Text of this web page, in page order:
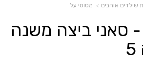
שילדים אוהבים מטוסי על
סאני ביצה משנה